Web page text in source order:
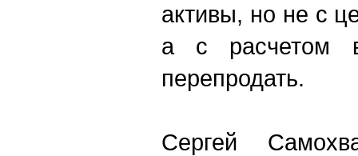
активы, но не с
а с расчетом
перепродать.
Сергей